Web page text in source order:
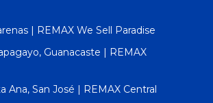
| REMAX We Sell Paradise
Guanacaste | REMAX
Ana, San José | REMAX Central